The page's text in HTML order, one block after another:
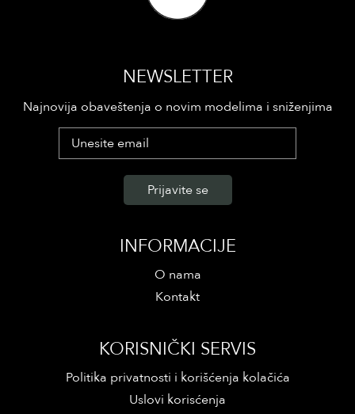
INFORMACIJE
O nama
Kontakt
NEWSLETTER
Najnovija obaveštenja o novim modelima i sniženjima
KORISNIČKI SERVIS
Politika privatnosti i korišćenja kolačića
Uslovi korisćenja